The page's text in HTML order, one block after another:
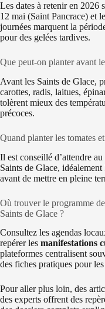
Les dates à retenir en 2026
12 mai (Saint Pancrace) et
journées marquent la
pour des gelées tardives.
Que peut-on planter avant
Avant les Saints de Glace,
carottes, radis, laitues,
tolèrent mieux des
précoces.
Quand planter les tomates
Il est conseillé d’attendre
Saints de Glace,
avant de mettre en pleine
Où trouver le programme
Saints de Glace ?
Consultez les agendas
repérer les manifestations
plateformes centralisent
des fiches pratiques pour
Pour aller plus loin, des
des experts offrent des